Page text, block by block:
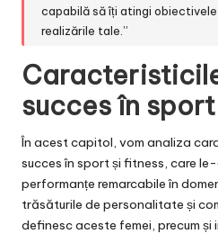
capabilă să îți atingi
realizările tale.”
succes în
În acest capitol, vom analiza
succes în sport și fitness, care
performanțe remarcabile în
trăsăturile de personalitate și
definesc aceste femei, precum